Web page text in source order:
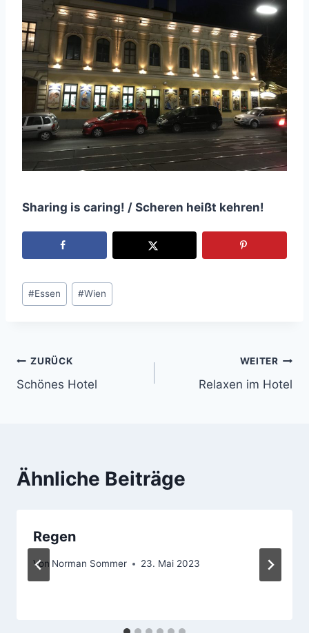
Sharing is caring! / Scheren heißt kehren!
Schlagworte:
#Essen #Wien
Beitragsnavigation
ZURÜCK
Schönes Hotel
WEITER
Relaxen im Hotel
Ähnliche Beiträge
Regen
Von Norman Sommer 23. Mai 2023